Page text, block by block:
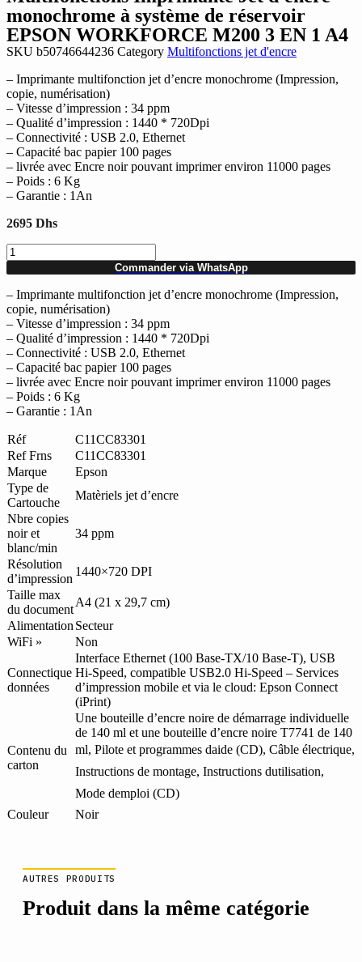
monochrome à système de réservoir
EPSON WORKFORCE M200 3 EN 1 A4
SKU b50746644236 Category Multifonctions jet d'encre
– Imprimante multifonction jet d’encre monochrome (Impression,
copie, numérisation)
– Vitesse d’impression : 34 ppm
– Qualité d’impression : 1440 * 720Dpi
– Connectivité : USB 2.0, Ethernet
– Capacité bac papier 100 pages
– livrée avec Encre noir pouvant imprimer environ 11000 pages
– Poids : 6 Kg
– Garantie : 1An
2695 Dhs
quantité
de
Multifonctions
Imprimante
Jet
d'encre
monochrome
à
système
de
réservoir
EPSON
M200
3
EN
1
A4
Commander via WhatsApp
– Imprimante multifonction jet d’encre monochrome (Impression,
copie, numérisation)
– Vitesse d’impression : 34 ppm
– Qualité d’impression : 1440 * 720Dpi
– Connectivité : USB 2.0, Ethernet
– Capacité bac papier 100 pages
– livrée avec Encre noir pouvant imprimer environ 11000 pages
– Poids : 6 Kg
– Garantie : 1An
Réf
C11CC83301
Ref Frns
C11CC83301
Marque
Epson
Type de
Cartouche
Matèriels jet d’encre
Nbre copies
noir et
blanc/min
34 ppm
Résolution
d’impression
1440×720 DPI
Taille max
du document
A4 (21 x 29,7 cm)
Alimentation Secteur
WiFi »
Non
Connectique
données
Interface Ethernet (100 Base-TX/10 Base-T), USB
Hi-Speed, compatible USB2.0 Hi-Speed – Services
d’impression mobile et via le cloud: Epson Connect
(iPrint)
Contenu du
carton
Une bouteille d’encre noire de démarrage individuelle
de 140 ml et une bouteille d’encre noire T7741 de 140
ml, Pilote et programmes daide (CD), Câble électrique,
Instructions de montage, Instructions dutilisation,
Mode demploi (CD)
Couleur
Noir
AUTRES PRODUITS
Produit dans la même catégorie